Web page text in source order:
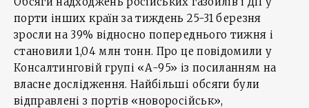
порти інших країн за тиждень 25-31 березня
зросли на 39% відносно попереднього тижня і
становили 1,04 млн тонн. Про це повідомили у
Консалтинговій групі «А-95» із посиланням на
власне дослідження. Найбільші обсяги були
відправлені з портів «новоросійськ»,